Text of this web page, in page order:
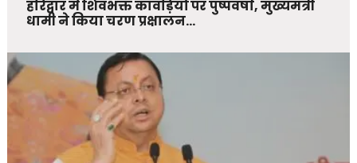
हरिद्वार में शिवभक्त कांवड़ियों पर पुष्पवर्षा, मुख्यमंत्री
धामी ने किया चरण प्रक्षालन…